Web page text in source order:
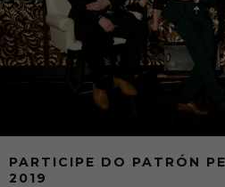
PARTICIPE DO PATRÓN
2019